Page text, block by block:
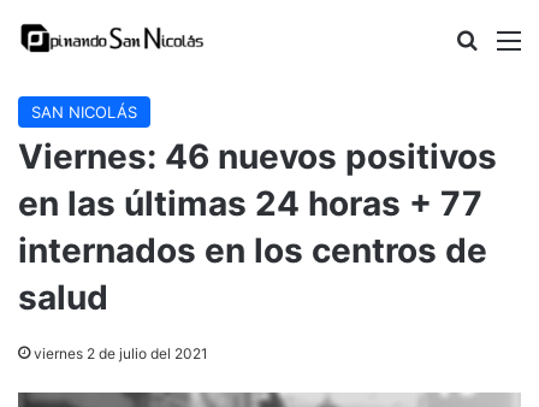
Buscar
SAN NICOLÁS
Viernes: 46 nuevos positivos
en las últimas 24 horas + 77
internados en los centros de
salud
viernes 2 de julio del 2021